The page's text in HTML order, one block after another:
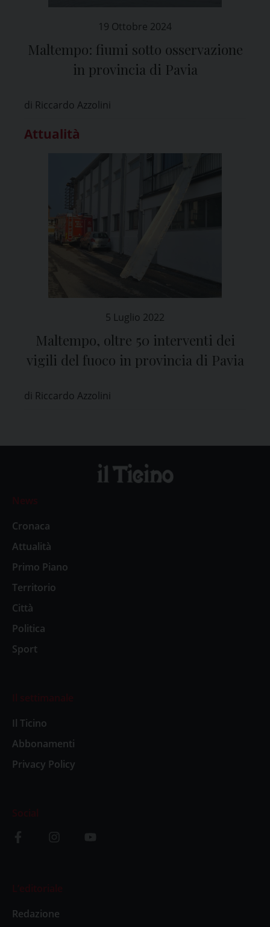
19 Ottobre 2024
Maltempo: fiumi sotto osservazione
in provincia di Pavia
di Riccardo Azzolini
Attualità
5 Luglio 2022
Maltempo, oltre 50 interventi dei
vigili del fuoco in provincia di Pavia
di Riccardo Azzolini
News
Cronaca
Attualità
Primo Piano
Territorio
Città
Politica
Sport
Il settimanale
Il Ticino
Abbonamenti
Privacy Policy
Social
L’editoriale
Redazione